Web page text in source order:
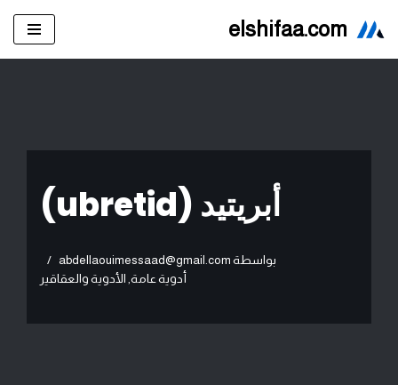
elshifaa.com
أبريتيد (ubretid)
بواسطة abdellaouimessaad@gmail.com
أدوية عامة الأدوية والعقاقير